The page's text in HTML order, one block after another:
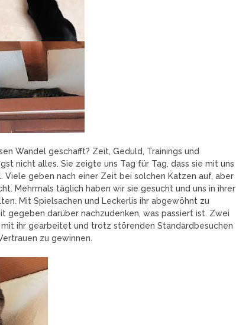
Wandel geschafft? Zeit, Geduld, Trainings und
nicht alles. Sie zeigte uns Tag für Tag, dass sie mit uns
Viele geben nach einer Zeit bei solchen Katzen auf, aber
Mehrmals täglich haben wir sie gesucht und uns in ihrer
Mit Spielsachen und Leckerlis ihr abgewöhnt zu
gegeben darüber nachzudenken, was passiert ist. Zwei
ihr gearbeitet und trotz störenden Standardbesuchen
zu gewinnen.